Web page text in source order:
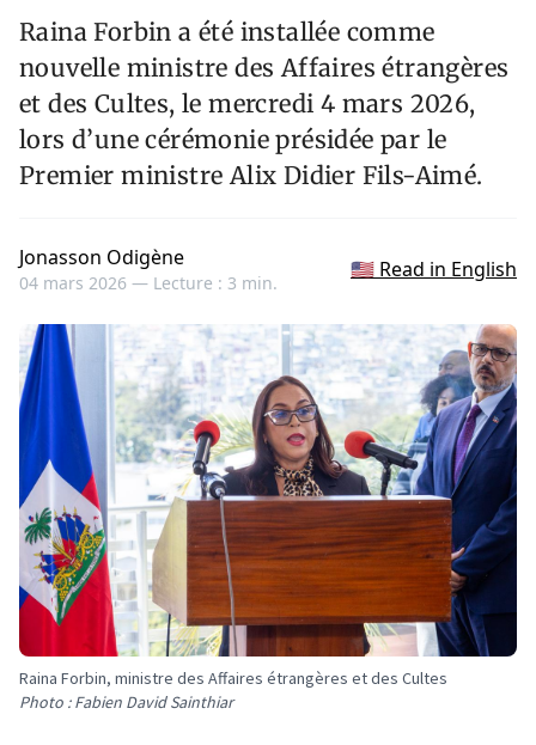
Raina Forbin a été installée comme
nouvelle ministre des Affaires étrangères
et des Cultes, le mercredi 4 mars 2026,
lors d’une cérémonie présidée par le
Premier ministre Alix Didier Fils-Aimé.
Jonasson Odigène
04 mars 2026 — Lecture : 3 min.
🇺🇸 Read in English
Raina Forbin, ministre des Affaires étrangères et des Cultes
Photo : Fabien David Sainthiar